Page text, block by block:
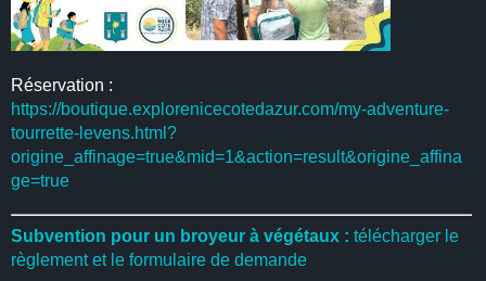
Réservation :
https://boutique.explorenicecotedazur.com/my-adventure-
tourrette-levens.html?
origine_affinage=true&mid=1&action=result&origine_affina
ge=true
Subvention pour un broyeur à végétaux : télécharger le
règlement et le formulaire de demande